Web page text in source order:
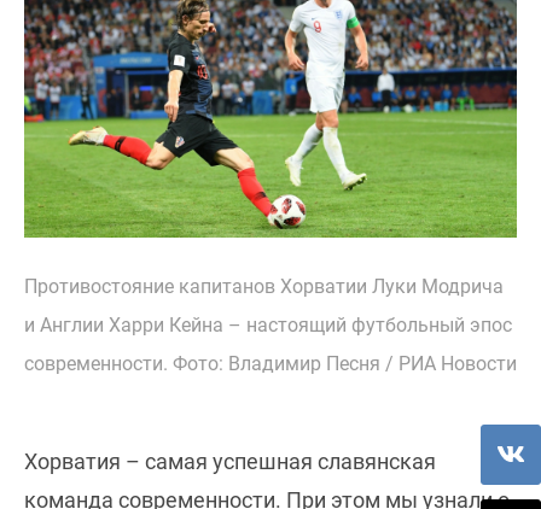
Противостояние капитанов Хорватии Луки Модрича
и Англии Харри Кейна – настоящий футбольный эпос
современности. Фото: Владимир Песня / РИА Новости
Хорватия – самая успешная славянская
команда современности. При этом мы узнали о